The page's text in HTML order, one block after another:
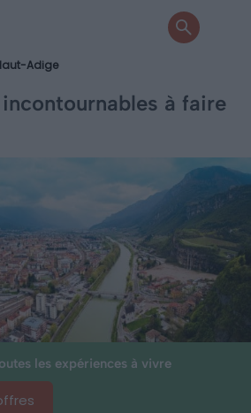
Adige
à faire
les expériences à vivre